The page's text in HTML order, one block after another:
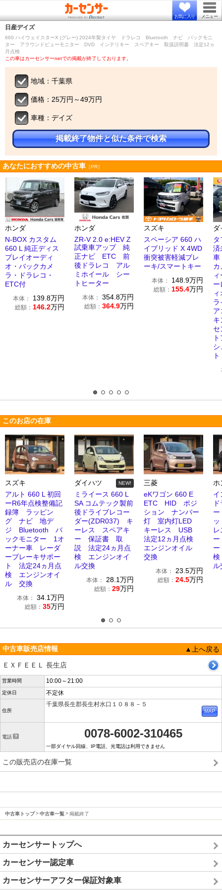
お気に入り メニュー
日産デイズ
660 ハイウェイスターX (グレー) 2024年製タイヤ ドラレコ Bluetooth ナビ バックモニ
ター アラウンドビューモニター DVD インテリキー スペアキー 取扱説明書 法定12ヵ
月点検
この車はカーセンサーnetでの掲載が終了しております。
地域：千葉県
価格：25万円～49万円
車種：デイズ
掲載終了物件と似た条件で検索
あなたにおすすめの中古車 ［PR］
ホンダ
N-BOX カスタム
660 L 純正ディス
プレイオーディ
オ・バックカメ
ラ・ドラレコ・
ETC付
本体： 139.8万円
総額： 146.2万円
ホンダ
ZR-V 2.0 e:HEV Z
試乗車アップ 純
正ナビ ETC 前
後ドラレコ アル
ミホイール シー
トヒーター
本体： 354.8万円
総額： 364.9万円
スズキ
スペーシア 660 ハ
イブリッド X 4WD
衝突被害軽減ブレ
ーキ/スマートキー
本体： 148.9万円
総額： 155.4万円
済
シ
ト
このお店の在庫
スズキ
アルト 660 L 初回
ーR6年点検整備記
録簿 ラッピン
グ ナビ 地デ
ジ Bluetooth バ
ックモニター 1オ
ーナー車 レーダ
ーブレーキサポー
ト 法定24ヵ月点
検 エンジンオイ
ル 交換
本体： 34.1万円
総額： 35万円
ダイハツ NEW!
ミライース 660 L
SA コムテック製前
後ドライブレコー
ダー(ZDR037) キ
ーレス スペアキ
ー 保証書 取
説 法定24ヵ月点
検 エンジンオイ
ル交換
本体： 28.1万円
総額： 29万円
三菱
eKワゴン 660 E
ETC HID ポジ
ション ナンバー
灯 室内灯LED
キーレス USB
法定12ヵ月点検
エンジンオイル
交換
本体： 23.5万円
総額： 24.5万円
ホ
イ
検
ル
中古車販売店情報
▲上へ戻る
ＥＸＦＥＥＬ 長生店
営業時間 10:00～21:00
定休日 不定休
住所
千葉県長生郡長生村水口１０８８－５
電話 0078-6002-310465
一部ダイヤル回線、IP電話、光電話は利用できません
この販売店の在庫一覧
中古車トップ 中古車一覧 掲載終了
カーセンサートップへ
カーセンサー認定車
カーセンサーアフター保証対象車